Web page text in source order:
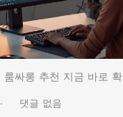
룸싸롱 추천 지금 바로
댓글 없음